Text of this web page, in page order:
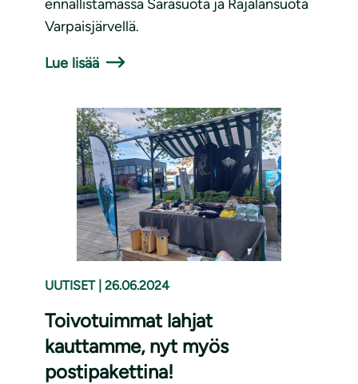
ennallistamassa Sarasuota ja Rajalansuota
Varpaisjärvellä.
Lue lisää
UUTISET 26.06.2024
Toivotuimmat lahjat
kauttamme, nyt myös
postipakettina!